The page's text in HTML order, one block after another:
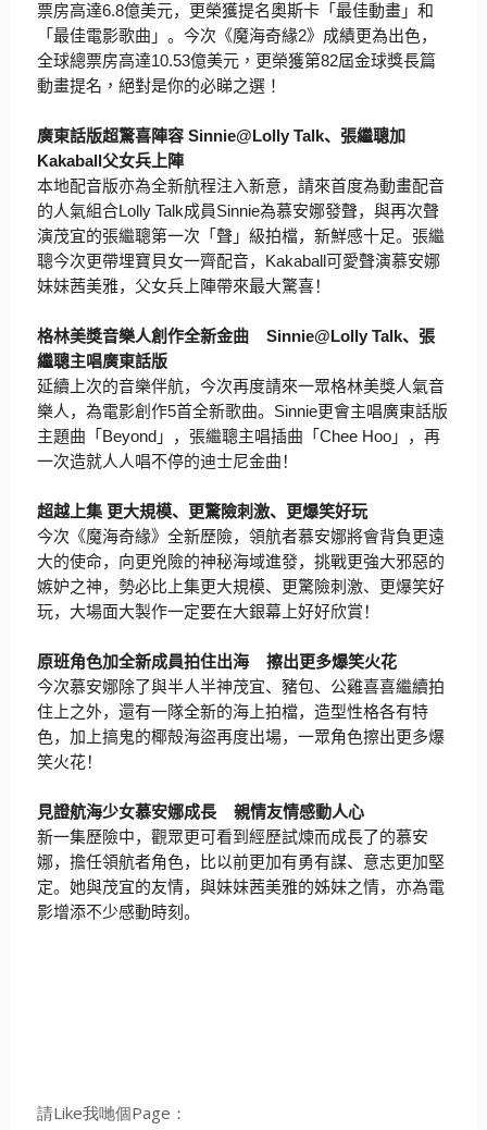
票房高達6.8億美元，更榮獲提名奧斯卡「最佳動畫」和
「最佳電影歌曲」。今次《魔海奇緣2》成績更為出色，
全球總票房高達10.53億美元， 更榮獲第82屆金球獎長篇
動畫提名，絕對是你的必睇之選！
廣東話版超驚喜陣容 Sinnie@Lolly Talk、張繼聰加
Kakaball父女兵上陣
本地配音版亦為全新航程注入新意，請來首度為動畫配音
的人氣組合Lolly Talk成員Sinnie為慕安娜發聲， 與再次聲
演茂宜的張繼聰第一次「聲」級拍檔，新鮮感十足。 張繼
聰今次更帶埋寶貝女一齊配音， Kakaball可愛聲演慕安娜
妹妹茜美雅，父女兵上陣帶來最大驚喜！
格林美獎音樂人創作全新金曲Sinnie@Lolly Talk、張
繼聰主唱廣東話版
延續上次的音樂伴航，今次再度請來一眾格林美獎人氣音
樂人， 為電影創作5首全新歌曲。 Sinnie更會主唱廣東話版
主題曲「 Beyond」，張繼聰主唱插曲「 Chee Hoo」，再
一次造就人人唱不停的迪士尼金曲！
超越上集 更大規模、更驚險刺激、更爆笑好玩
今次《魔海奇緣》全新歷險，領航者慕安娜將會背負更遠
大的使命， 向更兇險的神秘海域進發，挑戰更強大邪惡的
嫉妒之神， 勢必比上集更大規模、更驚險刺激、更爆笑好
玩， 大場面大製作一定要在大銀幕上好好欣賞！
原班角色加全新成員拍住出海
擦出更多爆笑火花
今次慕安娜除了與半人半神茂宜、豬包、公雞喜喜繼續拍
住上之外， 還有一隊全新的海上拍檔，造型性格各有特
色， 加上搞鬼的椰殻海盜再度出場，一眾角色擦出更多爆
笑火花！
見證航海少女慕安娜成長
親情友情感動人心
新一集歷險中，觀眾更可看到經歷試煉而成長了的慕安
娜， 擔任領航者角色，比以前更加有勇有謀、意志更加堅
定。 她與茂宜的友情，與妹妹茜美雅的姊妹之情， 亦為電
影增添不少感動時刻。
請Like我哋個Page：